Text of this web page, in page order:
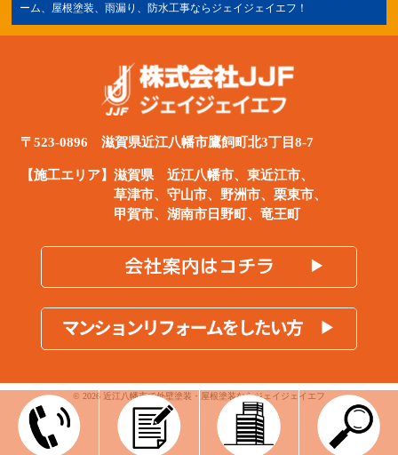
ーム、屋根塗装、雨漏り、防水工事ならジェイジェイエフ！
〒523-0896 滋賀県近江八幡市鷹飼町北3丁目8-7
【施工エリア】滋賀県近江八幡市、東近江市、
草津市、守山市、野洲市、栗東市、
甲賀市、湖南市日野町、竜王町
© 2026 近江八幡市で外壁塗装・屋根塗装ならジェイジェイエフ